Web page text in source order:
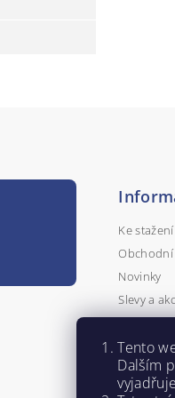
Ke stažení
Novinky
Slevy a
Kontakty
Napište
Tento
Dalším